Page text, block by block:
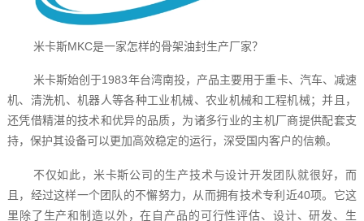
米卡斯MKC是一家怎样的骨架油封生产厂家？
米卡斯始创于1983年台湾南投，产品主要用于重卡、汽车、减速
机、清洗机、机器人等各种工业机械、农业机械和工程机械；并且，
还凭借精湛的技术和优异的品质，为诸多行业的主机厂商提供配套支
持，保护其设备可以更加高效稳定的运行，深受国内客户的信赖。
不仅如此，米卡斯公司的生产技术与设计开发团队就很好，而
且，经过这样一个团队的不懈努力，从而拥有技术专利近40项。它这
里除了生产和制造以外，在自产品的可行性评估、设计、研发、生